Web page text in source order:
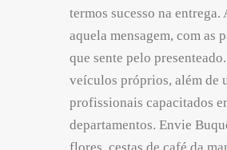
termos sucesso na
aquela mensagem, com as
que sente pelo
veículos próprios, além de
profissionais capacitados
departamentos. Envie